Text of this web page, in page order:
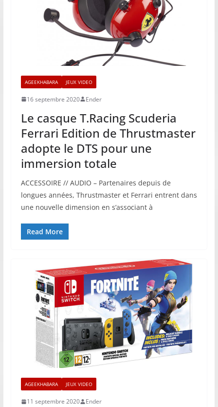
AGEEKHABARA JEUX VIDEO
16 septembre 2020 Ender
Le casque T.Racing Scuderia
Ferrari Edition de Thrustmaster
adopte le DTS pour une
immersion totale
ACCESSOIRE // AUDIO – Partenaires depuis de
longues années, Thrustmaster et Ferrari entrent dans
une nouvelle dimension en s’associant à
Read More
AGEEKHABARA JEUX VIDEO
11 septembre 2020 Ender